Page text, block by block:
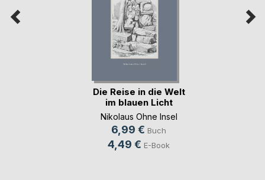
Die Reise in die Welt
im blauen Licht
Nikolaus Ohne Insel
6,99 € Buch
4,49 € E-Book